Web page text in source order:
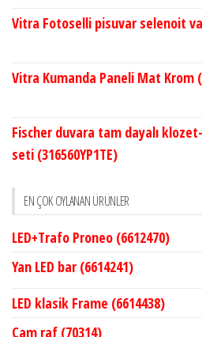
Vitra Fotoselli pisuvar selenoit
Vitra Kumanda Paneli Mat Krom
Fischer duvara tam dayalı
seti (316560YP1TE)
EN ÇOK OYLANAN ÜRÜNLER
LED+Trafo Proneo (6612470)
Yan LED bar (6614241)
LED klasik Frame (6614438)
Cam raf (70314)